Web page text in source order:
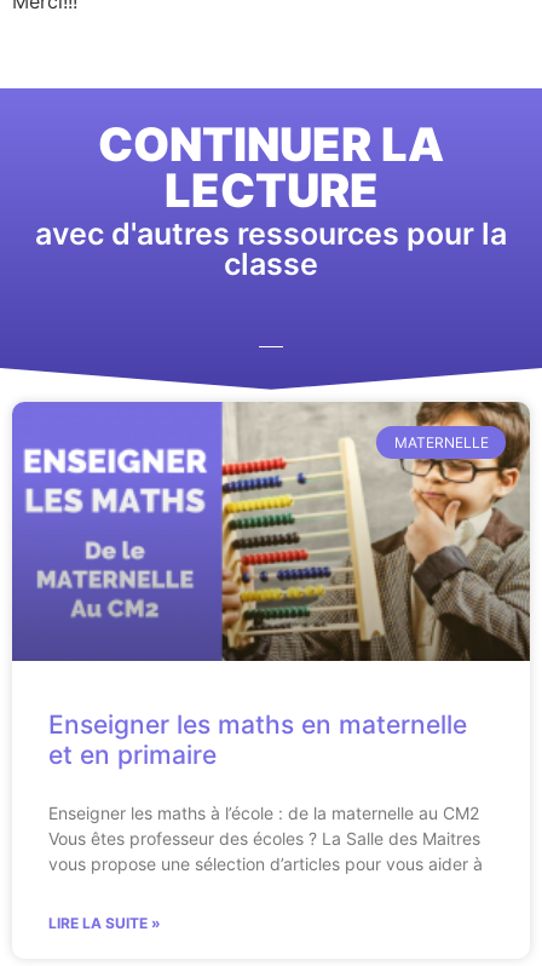
CONTINUER LA
LECTURE
avec d'autres ressources pour la
classe
MATERNELLE
Enseigner les maths en maternelle
et en primaire
Enseigner les maths à l’école : de la maternelle au CM2
Vous êtes professeur des écoles ? La Salle des Maitres
vous propose une sélection d’articles pour vous aider à
LIRE LA SUITE »